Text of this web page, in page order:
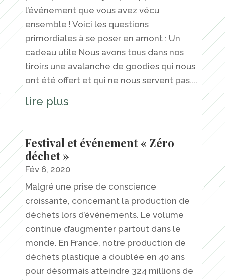
l’événement que vous avez vécu
ensemble ! Voici les questions
primordiales à se poser en amont : Un
cadeau utile Nous avons tous dans nos
tiroirs une avalanche de goodies qui nous
ont été offert et qui ne nous servent pas....
lire plus
Festival et événement « Zéro
déchet »
Fév 6, 2020
Malgré une prise de conscience
croissante, concernant la production de
déchets lors d’événements. Le volume
continue d’augmenter partout dans le
monde. En France, notre production de
déchets plastique a doublée en 40 ans
pour désormais atteindre 324 millions de